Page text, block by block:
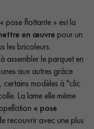
pose flottante » est la
en œuvre pour un
les bricoleurs.
assembler le parquet en
unes aux autres grâce
certains modèles à "clic
La lame elle même
« pose
recouvrir avec une plus